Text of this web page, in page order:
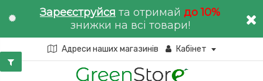
Зареєструйся та отримай до 10%
знижки на всі товари!
Адреси наших магазинів Кабінет